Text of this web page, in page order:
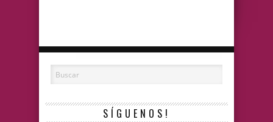
SÍGUENOS!